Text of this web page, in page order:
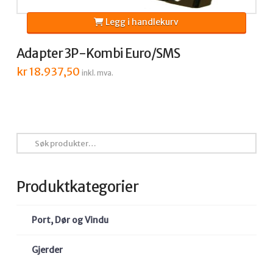
Adapter 3P-Kombi Euro/SMS
kr18.937,50 inkl. mva.
Legg i handlekurv
etter:
Produktkategorier
Port, Dør og Vindu
Gjerder